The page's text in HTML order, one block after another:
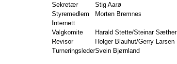
Sekretær
Stig Aarø
Styremedlem
Morten Bremnes
Internett
Valgkomite
Harald Stette/Steinar Sæther
Revisor
Holger Blauhut/Gerry Larsen
TurneringslederSvein Bjørnland